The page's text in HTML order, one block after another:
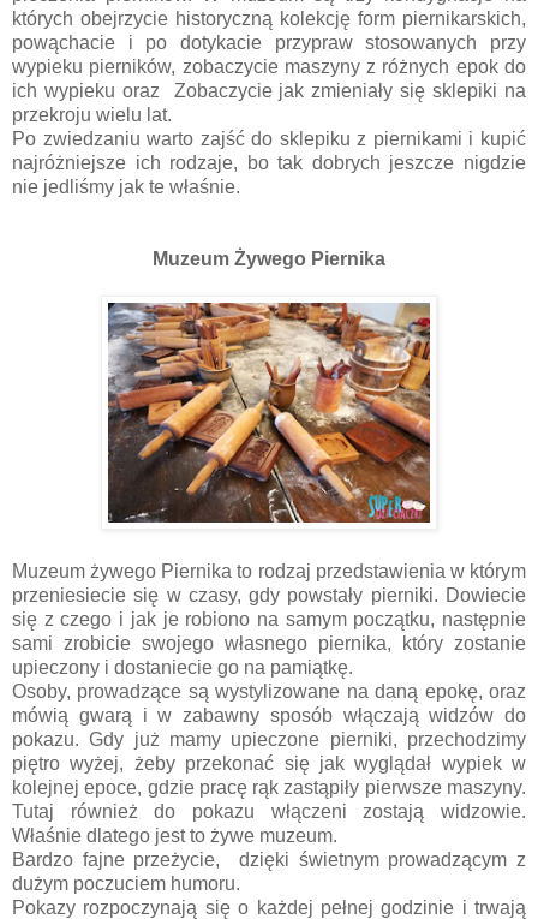
których obejrzycie historyczną kolekcję form piernikarskich,
powąchacie i po dotykacie przypraw stosowanych przy
wypieku pierników, zobaczycie maszyny z różnych epok do
ich wypieku oraz Zobaczycie jak zmieniały się sklepiki na
przekroju wielu lat.
Po zwiedzaniu warto zajść do sklepiku z piernikami i kupić
najróżniejsze ich rodzaje, bo tak dobrych jeszcze nigdzie
nie jedliśmy jak te właśnie.
Muzeum Żywego Piernika
Muzeum żywego Piernika to rodzaj przedstawienia w którym
przeniesiecie się w czasy, gdy powstały pierniki. Dowiecie
się z czego i jak je robiono na samym początku, następnie
sami zrobicie swojego własnego piernika, który zostanie
upieczony i dostaniecie go na pamiątkę.
Osoby, prowadzące są wystylizowane na daną epokę, oraz
mówią gwarą i w zabawny sposób włączają widzów do
pokazu. Gdy już mamy upieczone pierniki, przechodzimy
piętro wyżej, żeby przekonać się jak wyglądał wypiek w
kolejnej epoce, gdzie pracę rąk zastąpiły pierwsze maszyny.
Tutaj również do pokazu włączeni zostają widzowie.
Właśnie dlatego jest to żywe muzeum.
Bardzo fajne przeżycie, dzięki świetnym prowadzącym z
dużym poczuciem humoru.
Pokazy rozpoczynają się o każdej pełnej godzinie i trwają